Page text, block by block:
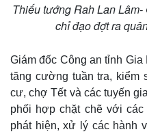
Thiếu tướng Rah Lan
chỉ đạo đợt ra
Giám đốc Công an tỉnh
tăng cường tuần tra, kiểm
cư, chợ Tết và các tuyến
phối hợp chặt chẽ với
phát hiện, xử lý các hành